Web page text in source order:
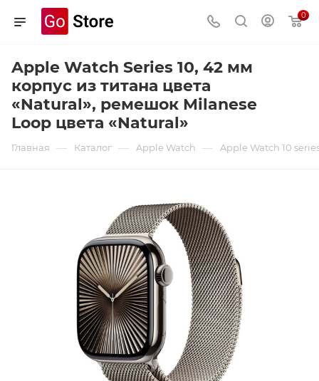
0
Apple Watch Series 10, 42 мм
корпус из титана цвета
«Natural», ремешок Milanese
Loop цвета «Natural»
Главная — Каталог — Apple Watch — Apple Watch 10